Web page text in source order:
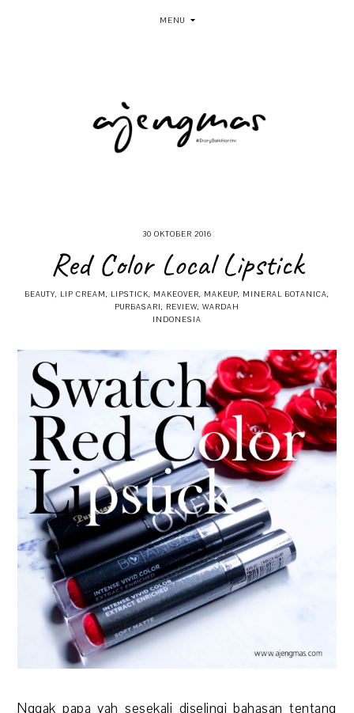
MENU
30 OKTOBER 2016
Red Color Local Lipstick
BEAUTY, LIP CREAM, LIPSTICK, MAKEOVER, MAKEUP, MINERAL BOTANICA,
PURBASARI, REVIEW, WARDAH
INDONESIA
Nggak papa yah sesekali diselingi bahasan tentang